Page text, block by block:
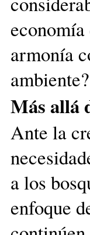
armonía
ambiente?
Más allá
Ante la
a los
enfoque